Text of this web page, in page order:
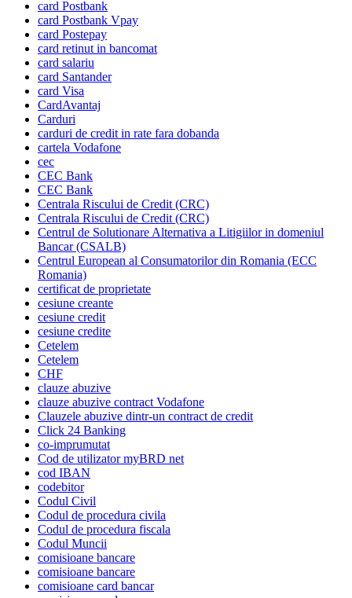
card Postbank
card Postbank Vpay
card Postepay
card retinut in bancomat
card salariu
card Santander
card Visa
CardAvantaj
Carduri
carduri de credit in rate fara dobanda
cartela Vodafone
cec
CEC Bank
CEC Bank
Centrala Riscului de Credit (CRC)
Centrala Riscului de Credit (CRC)
Centrul de Solutionare Alternativa a Litigiilor in domeniul
Bancar (CSALB)
Centrul European al Consumatorilor din Romania (ECC
Romania)
certificat de proprietate
cesiune creante
cesiune credit
cesiune credite
Cetelem
Cetelem
CHF
clauze abuzive
clauze abuzive contract Vodafone
Clauzele abuzive dintr-un contract de credit
Click 24 Banking
co-imprumutat
Cod de utilizator myBRD net
cod IBAN
codebitor
Codul Civil
Codul de procedura civila
Codul de procedura fiscala
Codul Muncii
comisioane bancare
comisioane bancare
comisioane card bancar